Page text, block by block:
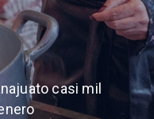
casi mil